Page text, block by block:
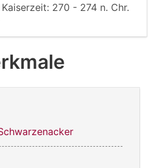
270 - 274 n. Chr.